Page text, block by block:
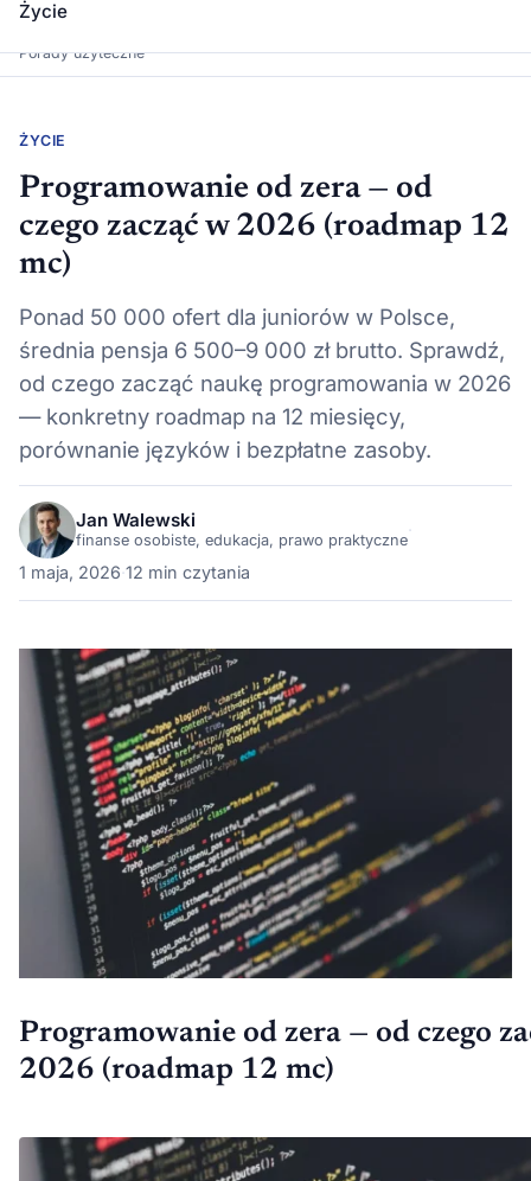
Dawka Wiedzy
Porady użyteczne
Życie
ŻYCIE
Programowanie od zera — od
czego zacząć w 2026 (roadmap 12
mc)
Ponad 50 000 ofert dla juniorów w Polsce,
średnia pensja 6 500–9 000 zł brutto. Sprawdź,
od czego zacząć naukę programowania w 2026
— konkretny roadmap na 12 miesięcy,
porównanie języków i bezpłatne zasoby.
Jan Walewski
finanse osobiste, edukacja, prawo praktyczne
·
1 maja, 2026·12 min czytania
Programowanie od zera — od czego
2026 (roadmap 12 mc)